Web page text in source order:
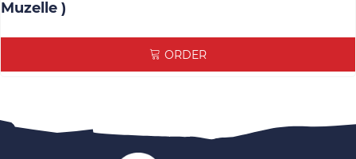
Muzelle )
ORDER